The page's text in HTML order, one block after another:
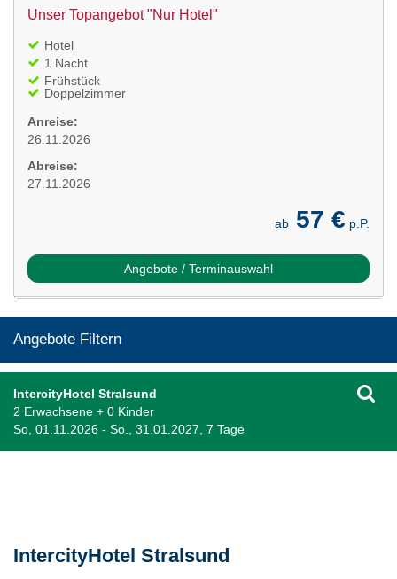
Unser Topangebot "Nur Hotel"
Hotel
1 Nacht
Frühstück
Doppelzimmer
Anreise:
26.11.2026
Abreise:
27.11.2026
ab 57 € p.P.
Angebote / Terminauswahl
Angebote Filtern
IntercityHotel Stralsund
2 Erwachsene + 0 Kinder
So, 01.11.2026 - So., 31.01.2027, 7 Tage
IntercityHotel Stralsund